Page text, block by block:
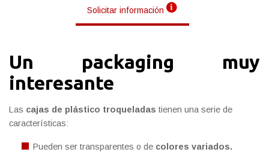
Solicitar información
Un packaging muy
interesante
Las cajas de plástico troqueladas tienen una serie de
características:
Pueden ser transparentes o de colores variados.